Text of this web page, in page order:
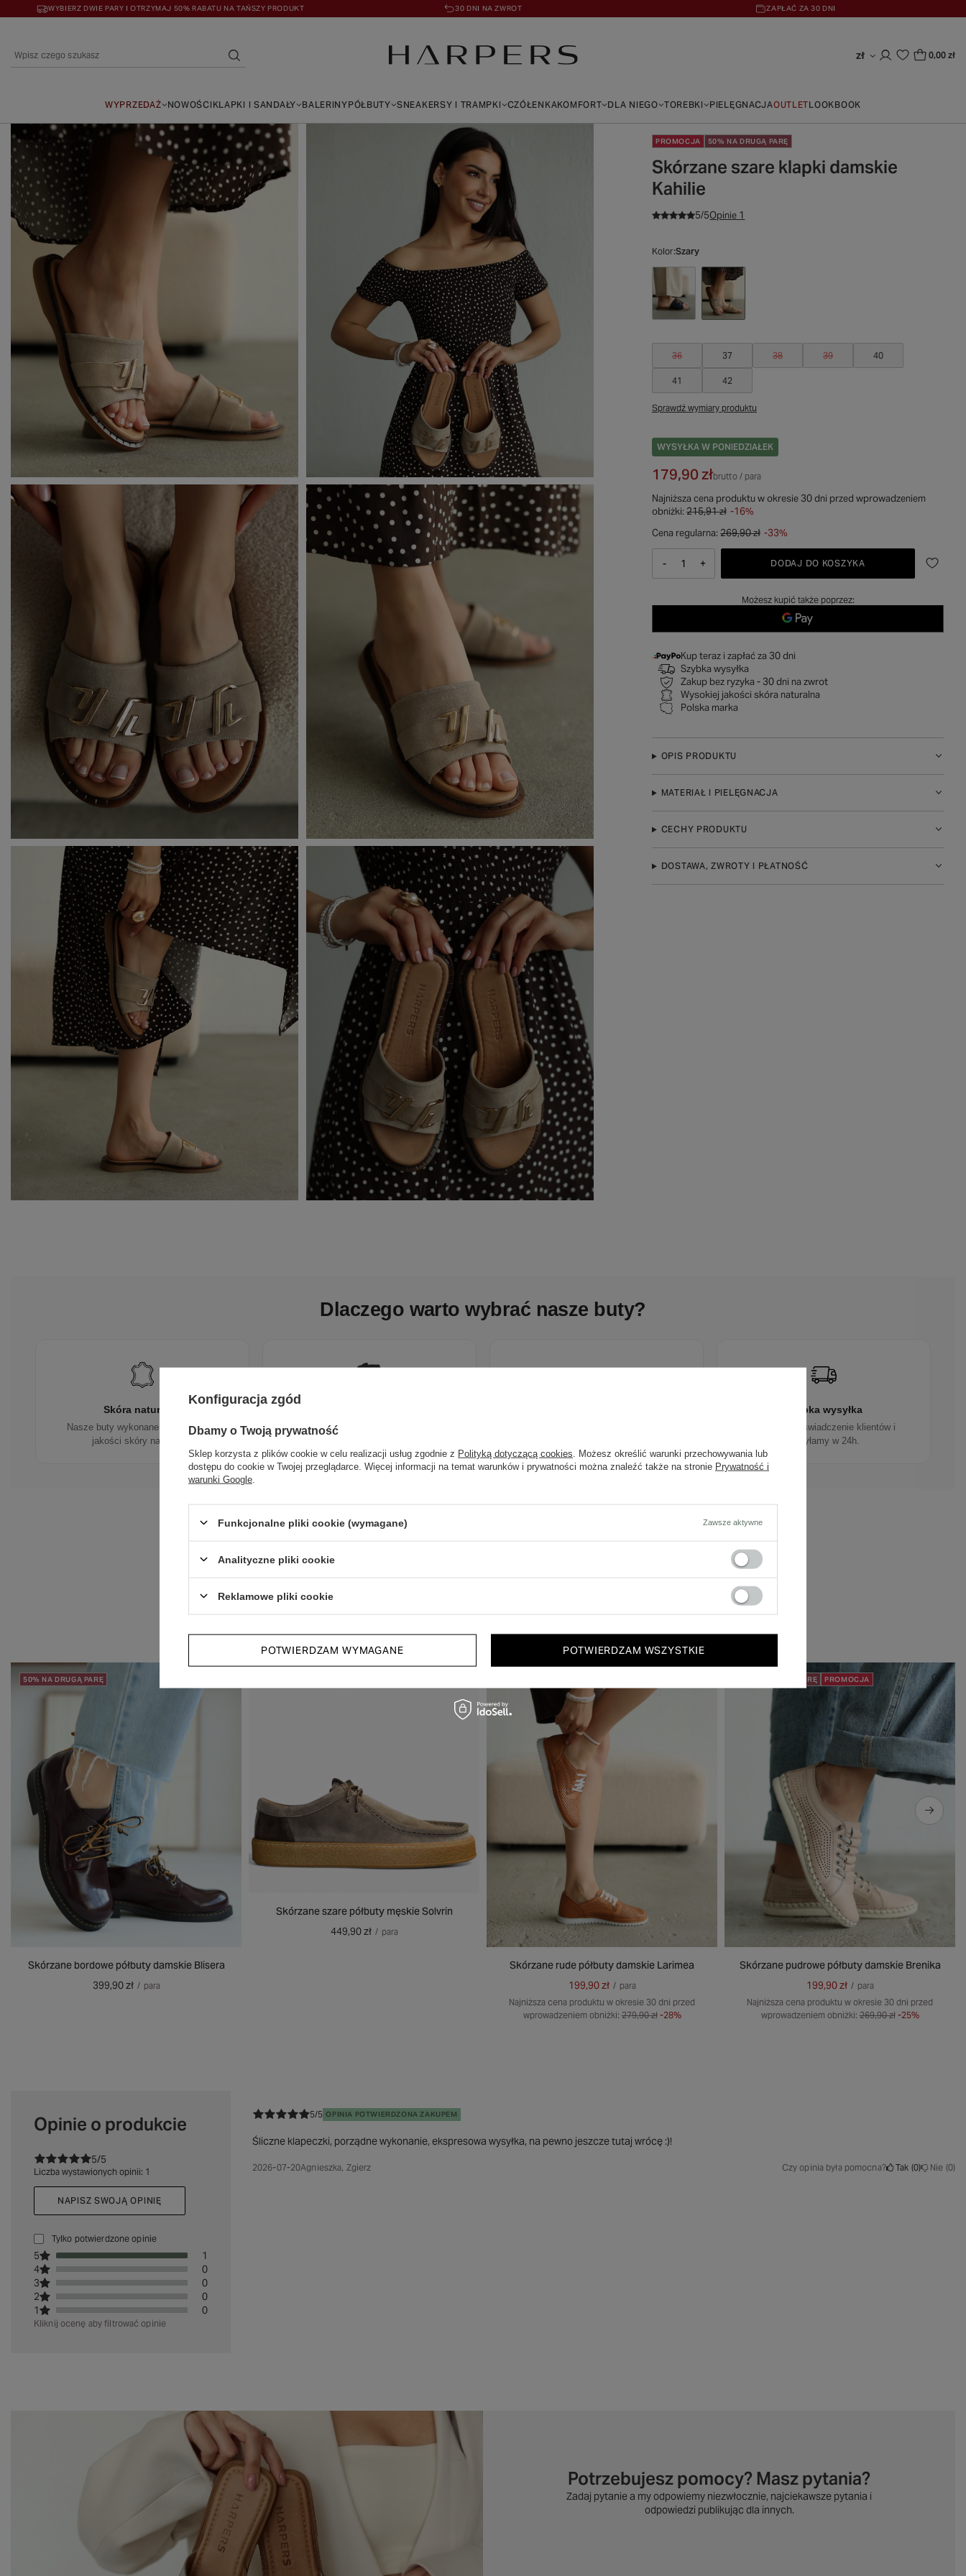
WYBIERZ DWIE PARY I OTRZYMAJ 50% RABATU NA TAŃSZY PRODUKT 30 DNI NA ZWROT ZAPŁAĆ ZA 30 DNI
zł 0,00 zł
WYPRZEDAŻ NOWOŚCI KLAPKI I SANDAŁY BALERINYPÓŁBUTY SNEAKERSY I TRAMPKI CZÓŁENKAKOMFORT DLA NIEGO TOREBKI PIELĘGNACJAOUTLETLOOKBOOK
PROMOCJA 50% NA DRUGĄ PARĘ
Skórzane szare klapki damskie
Kahilie
5/5Opinie 1
Kolor Szary
36 37 38 39 40
41 42
Sprawdź wymiary produktu
WYSYŁKAW PONIEDZIAŁEK
179,90 złbrutto/ para
Najniższa cena produktu w okresie 30 dni przed wprowadzeniem
obniżki:215,91 zł -16%
Cena regularna:269,90 zł -33%
- + DODAJ DO KOSZYKA
Możesz kupić także poprzez:
Kup teraz i zapłać za 30 dni
Szybka wysyłka
Zakup bez ryzyka - 30 dni na zwrot
Wysokiej jakości skóra naturalna
Polska marka
OPIS PRODUKTU
MATERIAŁ I PIELĘGNACJA
CECHY PRODUKTU
DOSTAWA, ZWROTY I PŁATNOŚĆ
Dlaczego warto wybrać nasze buty?
Skóra naturalna
Nasze buty wykonane są z wysokiej
jakości skóry naturalnej.
Tworzona z pasji do rzemieślniczej
Szybka wysyłka
Dbamy o doświadczenie klientów i
wysyłamy w 24h.
Zobacz również
50% NA DRUGĄ PARĘ
Skórzane bordowe półbuty damskie Blisera
399,90 zł / para
Skórzane szare półbuty męskie Solvrin
449,90 zł / para
Skórzane rude półbuty damskie Larimea
199,90 zł / para
Najniższa cena produktu w okresie 30 dni przed
wprowadzeniem obniżki:279,90 zł -28%
50% NA DRUGĄ PARĘ PROMOCJA
Skórzane pudrowe półbuty damskie Brenika
199,90 zł / para
Najniższa cena produktu w okresie 30 dni przed
wprowadzeniem obniżki:269,90 zł -25%
Opinie o produkcie
5/5
Liczba wystawionych opinii: 1
NAPISZ SWOJĄ OPINIĘ
Tylko potwierdzone opinie
5
1
4
0
3
0
2
0
1
0
Kliknij ocenę aby filtrować opinie
5/5 OPINIA POTWIERDZONA ZAKUPEM
Śliczne klapeczki, porządne wykonanie, ekspresowa wysyłka, na pewno jeszcze tutaj wrócę :)!
2026-07-20Agnieszka, Zgierz Czy opinia była pomocna? Tak 0 Nie 0
Potrzebujesz pomocy? Masz pytania?
Zadaj pytanie a my odpowiemy niezwłocznie, najciekawsze pytania i
odpowiedzi publikując dla innych.
Konfiguracja zgód
Dbamy o Twoją prywatność
Sklep korzysta z plików cookie w celu realizacji usług zgodnie z Polityką dotyczącą cookies . Możesz określić warunki przechowywania lub
dostępu do cookie w Twojej przeglądarce. Więcej informacji na temat warunków i prywatności można znaleźć także na stronie Prywatność i
warunki Google
Funkcjonalne pliki cookie (wymagane) Zawsze aktywne
Analityczne pliki cookie
Reklamowe pliki cookie
POTWIERDZAM WYMAGANE POTWIERDZAM WSZYSTKIE